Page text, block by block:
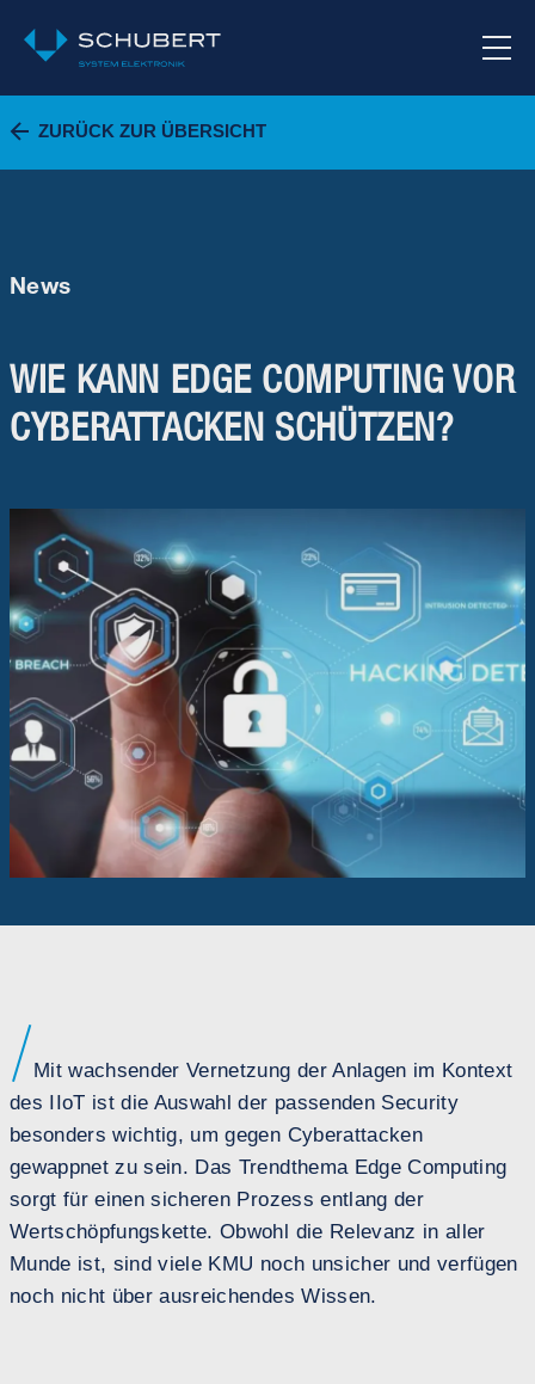
ZURÜCK ZUR ÜBERSICHT
News
WIE KANN EDGE COMPUTING VOR
CYBERATTACKEN SCHÜTZEN?
Mit wachsender Vernetzung der Anlagen im Kontext
des IIoT ist die Auswahl der passenden Security
besonders wichtig, um gegen Cyberattacken
gewappnet zu sein. Das Trendthema Edge Computing
sorgt für einen sicheren Prozess entlang der
Wertschöpfungskette. Obwohl die Relevanz in aller
Munde ist, sind viele KMU noch unsicher und verfügen
noch nicht über ausreichendes Wissen.